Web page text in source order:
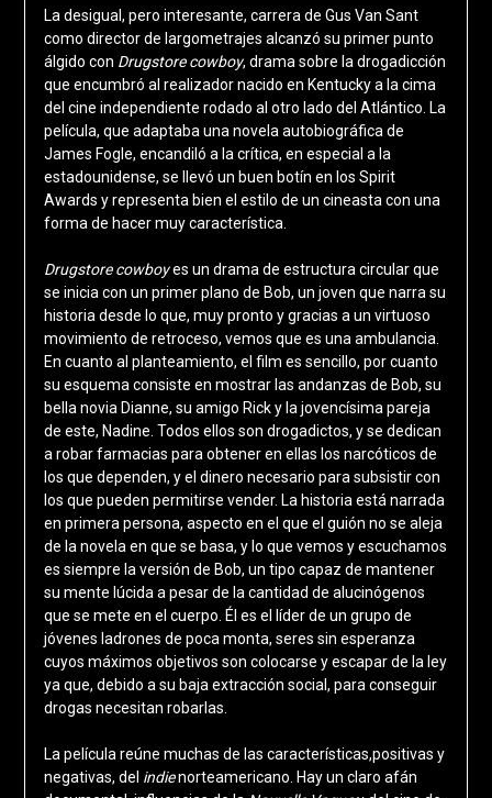
La desigual, pero interesante, carrera de Gus Van Sant
como director de largometrajes alcanzó su primer punto
álgido con Drugstore cowboy, drama sobre la drogadicción
que encumbró al realizador nacido en Kentucky a la cima
del cine independiente rodado al otro lado del Atlántico. La
película, que adaptaba una novela autobiográfica de
James Fogle, encandiló a la crítica, en especial a la
estadounidense, se llevó un buen botín en los Spirit
Awards y representa bien el estilo de un cineasta con una
forma de hacer muy característica.
Drugstore cowboyes un drama de estructura circular que
se inicia con un primer plano de Bob, un joven que narra su
historia desde lo que, muy pronto y gracias a un virtuoso
movimiento de retroceso, vemos que es una ambulancia.
En cuanto al planteamiento, el film es sencillo, por cuanto
su esquema consiste en mostrar las andanzas de Bob, su
bella novia Dianne, su amigo Rick y la jovencísima pareja
de este, Nadine. Todos ellos son drogadictos, y se dedican
a robar farmacias para obtener en ellas los narcóticos de
los que dependen, y el dinero necesario para subsistir con
los que pueden permitirse vender. La historia está narrada
en primera persona, aspecto en el que el guión no se aleja
de la novela en que se basa, y lo que vemos y escuchamos
es siempre la versión de Bob, un tipo capaz de mantener
su mente lúcida a pesar de la cantidad de alucinógenos
que se mete en el cuerpo. Él es el líder de un grupo de
jóvenes ladrones de poca monta, seres sin esperanza
cuyos máximos objetivos son colocarse y escapar de la ley
ya que, debido a su baja extracción social, para conseguir
drogas necesitan robarlas.
La película reúne muchas de las características,positivas y
negativas, del indienorteamericano. Hay un claro afán